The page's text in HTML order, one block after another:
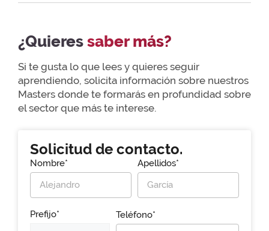
¿Quieressaber más?
Si te gusta lo que lees y quieres seguir
aprendiendo, solicita información sobre nuestros
Masters donde te formarás en profundidad sobre
el sector que más te interese.
Solicitud de contacto.
Nombre* Apellidos*
Prefijo* Teléfono*